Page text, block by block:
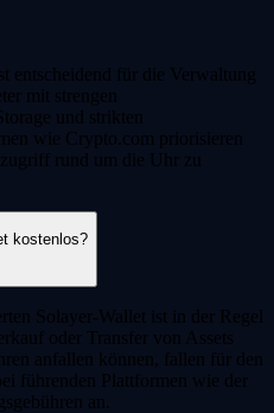
entscheidend für die Verwaltung
mit strengen
und strikten
wie Crypto.com priorisieren
rund um die Uhr zu
kostenlos?
Solayer-Wallet ist in der Regel
oder Transfer von Assets
anfallen können, fallen für den
führenden Plattformen wie der
an.